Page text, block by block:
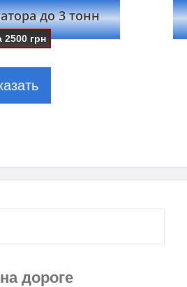
до 3 тонн
2500грн
дороге